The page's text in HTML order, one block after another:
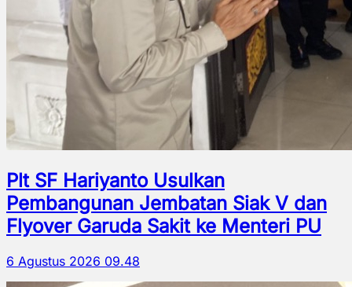
Plt SF Hariyanto Usulkan
Pembangunan Jembatan Siak V dan
Flyover Garuda Sakit ke Menteri PU
6 Agustus 2026 09.48